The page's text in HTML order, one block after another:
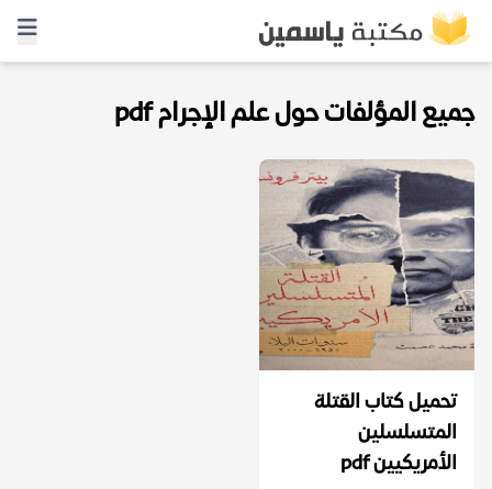
جميع المؤلفات حول علم الإجرام pdf
تحميل كتاب القتلة
المتسلسلين
الأمريكيين pdf